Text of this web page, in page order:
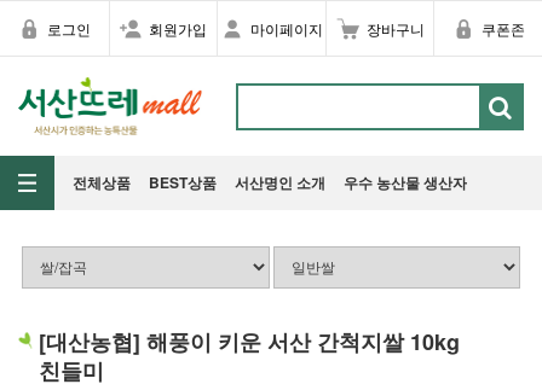
로그인 회원가입 마이페이지 장바구니 쿠폰존
전체상품 BEST상품 서산명인 소개 우수 농산물 생산자
[대산농협] 해풍이 키운 서산 간척지쌀 10kg
친들미